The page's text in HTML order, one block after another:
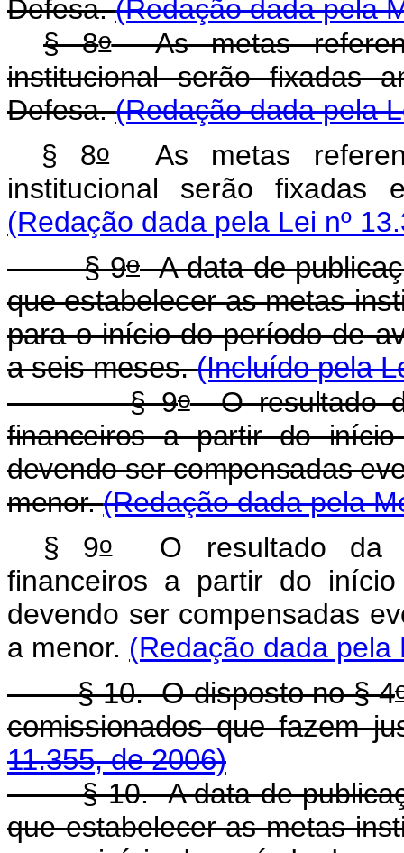
Defesa.(Redação dada pela
§ 8oAs metas
institucional serão fixadas
Defesa.(Redação dada pela
§ 8oAs metas
institucional serão
(Redação dada pela Lei nº
§ 9oA data de
que estabelecer as metas
para o início do período de
a seis meses.(Incluído pela
§ 9oO resultado
financeiros a partir do
devendo ser compensadas
menor.(Redação dada pela
§ 9oO resultado da
financeiros a partir do
devendo ser compensadas
a menor. (Redação dada pela
§ 10. O disposto no § 4
comissionados que fazem
11.355, de 2006)
§ 10. A data de
que estabelecer as metas